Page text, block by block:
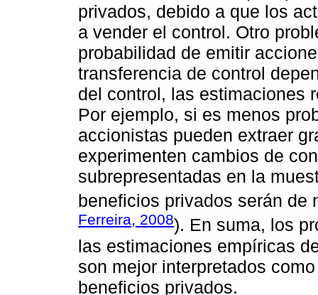
privados, debido a que los
a vender el control. Otro
probabilidad de emitir
transferencia de control
del control, las estimaciones
Por ejemplo, si es menos
accionistas pueden extraer
experimenten cambios de
subrepresentadas en la
beneficios privados serán de
Ferreira, 2008). En suma, los
las estimaciones empíricas
son mejor interpretados
beneficios privados.